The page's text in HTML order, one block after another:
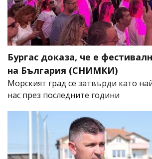
Бургас доказа, че е
на България (СНИМКИ)
Морският град се затвърди като
нас през последните години